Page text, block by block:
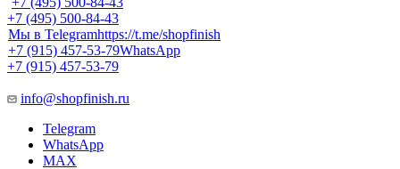
+7 (495) 500-84-43
Мы в Telegramhttps://t.me/shopfinish
+7 (915) 457-53-79WhatsApp
+7 (915) 457-53-79
info@shopfinish.ru
Telegram
WhatsApp
MAX